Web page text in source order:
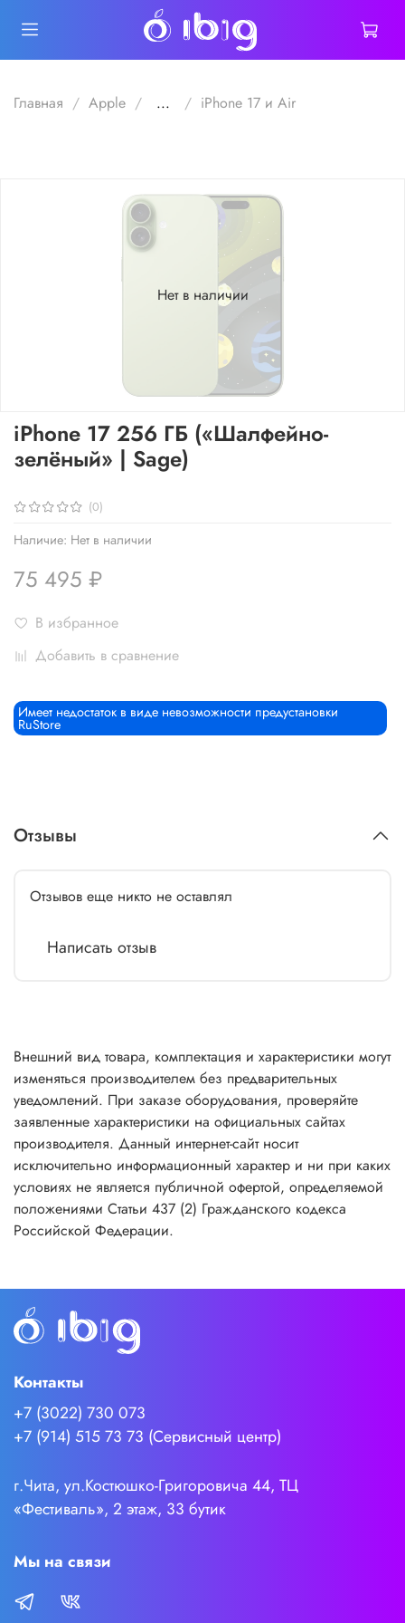
Главная Apple ... iPhone 17 и Air
Нет в наличии
(0)
Наличие: Нет в наличии
Имеет недостаток в виде невозможности предустановки
RuStore
iPhone 17 256 ГБ («Шалфейно-
зелёный» | Sage)
75 495 ₽
В избранное
Добавить в сравнение
Отзывы
Отзывов еще никто не оставлял
Написать отзыв
Внешний вид товара, комплектация и характеристики могут
изменяться производителем без предварительных
уведомлений. При заказе оборудования, проверяйте
заявленные характеристики на официальных сайтах
производителя. Данный интернет-сайт носит
исключительно информационный характер и ни при каких
условиях не является публичной офертой, определяемой
положениями Статьи 437 (2) Гражданского кодекса
Российской Федерации.
Контакты
+7 (3022) 730 073
+7 (914) 515 73 73 (Сервисный центр)
г.Чита, ул.Костюшко-Григоровича 44, ТЦ
«Фестиваль», 2 этаж, 33 бутик
Мы на связи